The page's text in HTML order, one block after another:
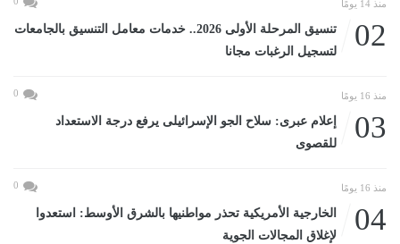
منذ 14 يومًا
02
تنسيق المرحلة الأولى 2026.. خدمات معامل التنسيق بالجامعات
لتسجيل الرغبات مجانا
منذ 16 يومًا 0
03
إعلام عبرى: سلاح الجو الإسرائيلى يرفع درجة الاستعداد
للقصوى
منذ 16 يومًا 0
04
الخارجية الأمريكية تحذر مواطنيها بالشرق الأوسط: استعدوا
لإغلاق المجالات الجوية